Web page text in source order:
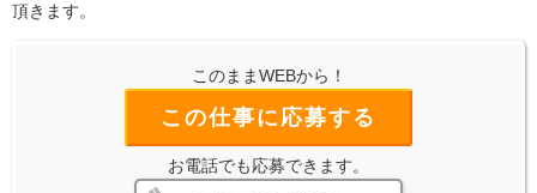
頂きます。
このままWEBから！
この仕事に応募する
お電話でも応募できます。